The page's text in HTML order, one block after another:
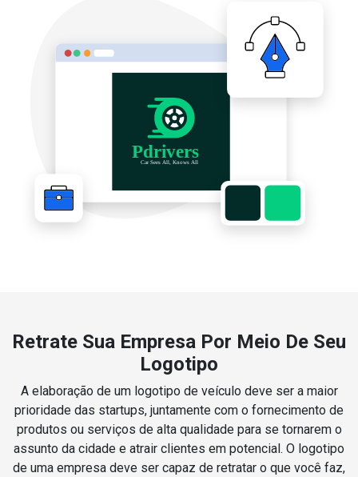
Retrate Sua Empresa Por Meio De Seu
Logotipo
A elaboração de um logotipo de veículo deve ser a maior
prioridade das startups, juntamente com o fornecimento de
produtos ou serviços de alta qualidade para se tornarem o
assunto da cidade e atrair clientes em potencial. O logotipo
de uma empresa deve ser capaz de retratar o que você faz,